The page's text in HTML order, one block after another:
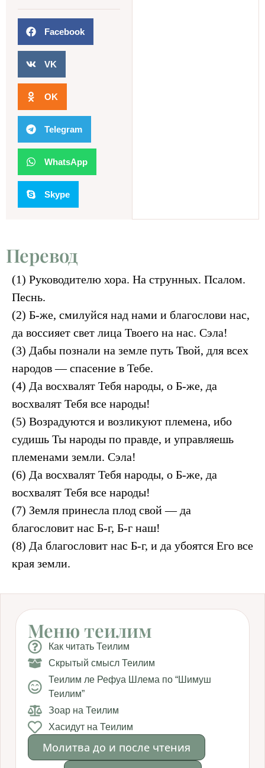
Facebook
VK
OK
Telegram
WhatsApp
Skype
Перевод
(1) Руководителю хора. На струнных. Псалом.
Песнь.
(2) Б-же, смилуйся над нами и благослови нас,
да воссияет свет лица Твоего на нас. Сэла!
(3) Дабы познали на земле путь Твой, для всех
народов — спасение в Тебе.
(4) Да восхвалят Тебя народы, о Б-же, да
восхвалят Тебя все народы!
(5) Возрадуются и возликуют племена, ибо
судишь Ты народы по правде, и управляешь
племенами земли. Сэла!
(6) Да восхвалят Тебя народы, о Б-же, да
восхвалят Тебя все народы!
(7) Земля принесла плод свой — да
благословит нас Б-г, Б-г наш!
(8) Да благословит нас Б-г, и да убоятся Его все
края земли.
Меню теилим
Как читать Теилим
Скрытый смысл Теилим
Теилим ле Рефуа Шлема по “Шимуш
Теилим”
Зоар на Теилим
Хасидут на Теилим
Молитва до и после чтения